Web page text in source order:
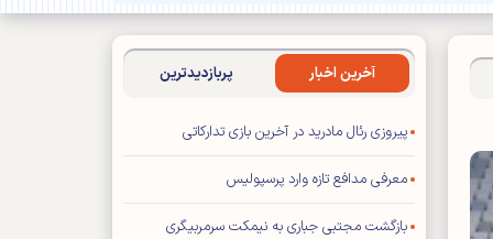
آخرین اخبار پربازدیدترین
پیروزی رئال مادرید در آخرین بازی تدارکاتی
معرفی مدافع تازه وارد پرسپولیس
بازگشت مجتبی جباری به نیمکت سرمربیگری